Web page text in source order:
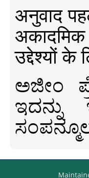
अनुवाद
उद्देश्यों
ಅಜೀಂ
ಇದನ್ನು